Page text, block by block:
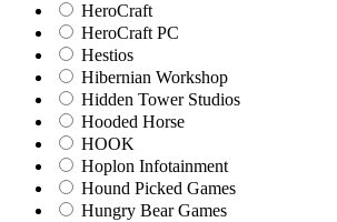
HeroCraft
HeroCraft PC
Hestios
Hibernian Workshop
Hidden Tower Studios
Hooded Horse
HOOK
Hoplon Infotainment
Hound Picked Games
Hungry Bear Games